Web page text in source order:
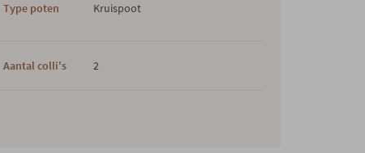
Type poten Kruispoot
Aantal colli's 2